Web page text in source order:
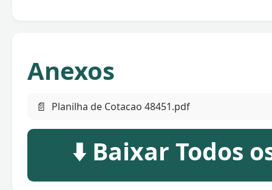
Anexos
📄 Planilha de Cotacao 48451.pdf
⬇️ Baixar Todos